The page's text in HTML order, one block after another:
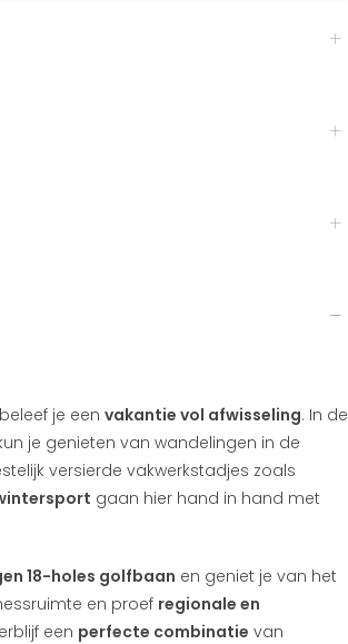
je een vakantie vol afwisseling. In de
je genieten van wandelingen in de
versierde vakwerkstadjes zoals
gaan hier hand in hand met
18-holes golfbaan en geniet je van het
en proef regionale en
een perfecte combinatie van